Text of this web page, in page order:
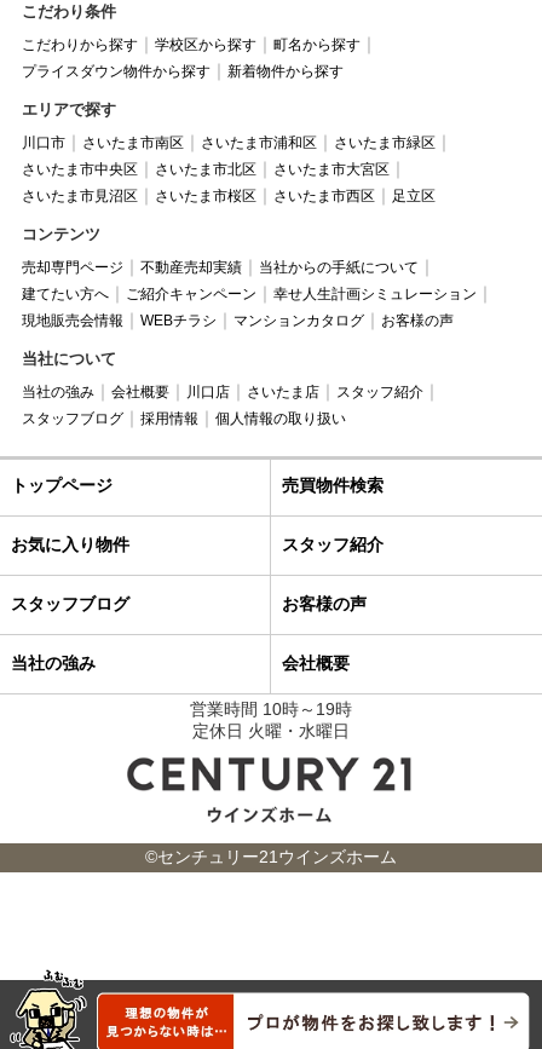
こだわり条件
こだわりから探す 学校区から探す
町名から探す
プライスダウン物件から探す
新着物件から探す
エリアで探す
川口市 さいたま市南区 さいたま市浦和区
さいたま市緑区
さいたま市中央区
さいたま市北区
さいたま市大宮区
さいたま市見沼区
さいたま市桜区 さいたま市西区 足立区
コンテンツ
売却専門ページ 不動産売却実績
当社からの手紙について
建てたい方へ
ご紹介キャンペーン
幸せ人生計画シミュレーション
現地販売会情報
WEBチラシ マンションカタログ お客様の声
当社について
当社の強み 会社概要 川口店 さいたま店
スタッフ紹介
スタッフブログ
採用情報 個人情報の取り扱い
トップページ 売買物件検索
お気に入り物件 スタッフ紹介
スタッフブログ お客様の声
当社の強み 会社概要
営業時間 10時～19時
定休日 火曜・水曜日
©センチュリー21ウインズホーム